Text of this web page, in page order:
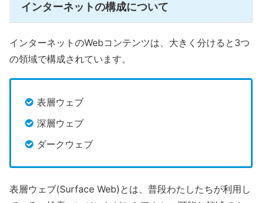
インターネットの構成について
インターネットのWebコンテンツは、大きく分けると3つ
の領域で構成されています。
表層ウェブ
深層ウェブ
ダークウェブ
表層ウェブ(Surface Web)とは、普段わたしたちが利用し